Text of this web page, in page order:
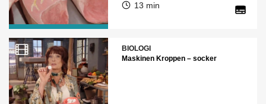
13 min
BIOLOGI
Maskinen Kroppen – socker